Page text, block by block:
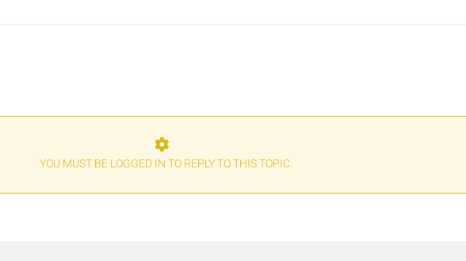
YOU MUST BE LOGGED IN TO REPLY TO THIS TOPIC.